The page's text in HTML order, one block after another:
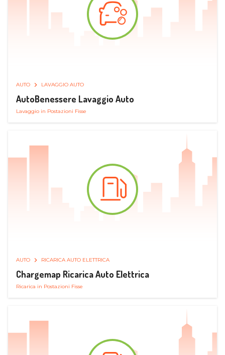
AUTO LAVAGGIO AUTO
AutoBenessere Lavaggio Auto
Lavaggio in Postazioni Fisse
AUTO RICARICA AUTO ELETTRICA
Chargemap Ricarica Auto Elettrica
Ricarica in Postazioni Fisse